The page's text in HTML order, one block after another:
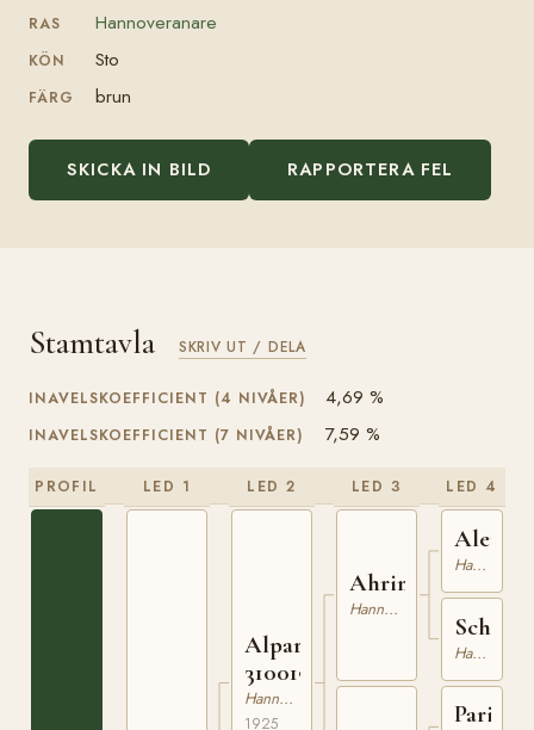
RAS Hannoveranare
KÖN Sto
FÄRG brun
SKICKA IN BILD RAPPORTERA FEL
Stamtavla SKRIV UT / DELA
INAVELSKOEFFICIENT (4 NIVÅER) 4,69 %
INAVELSKOEFFICIENT (7 NIVÅER) 7,59 %
PROFIL LED 1 LED 2
Alparis
310019725
Hannoveranare
1925
LED 3
Ahriman
Hannoveranare
LED 4
Hannoveranare
Hannoveranare
Paris